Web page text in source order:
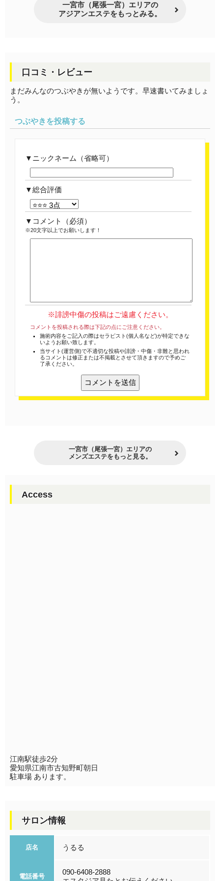
一宮市（尾張一宮）エリアの
アジアンエステをもっとみる。
口コミ・レビュー
まだみんなのつぶやきが無いようです。早速書いてみましょ
う。
つぶやきを投稿する
ニックネーム（省略可）
総合評価
コメント （必須）
※20文字以上でお願いします！
※誹謗中傷の投稿はご遠慮ください。
コメントを投稿される際は下記の点にご注意ください。
施術内容をご記入の際はセラピスト(個人名など)が特定できな
いようお願い致します。
当サイト(運営側)で不適切な投稿や誹謗・中傷・非難と思われ
るコメントは修正または不掲載とさせて頂きますので予めご
了承ください。
一宮市（尾張一宮）エリアの
メンズエステをもっと見る。
Access
江南駅徒歩2分
愛知県江南市古知野町朝日
駐車場 あります。
サロン情報
店名 うるる
電話番号
090-6408-2888